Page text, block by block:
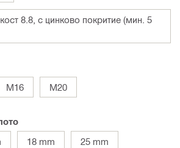
8.8, с цинково покритие (мин. 5
M16 M20
18 mm 25 mm